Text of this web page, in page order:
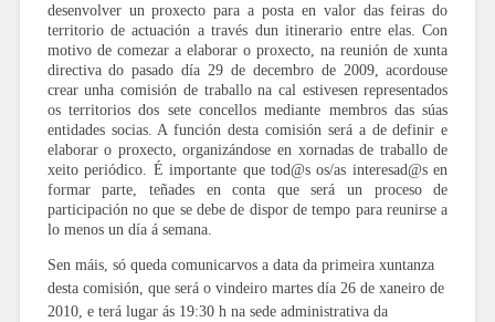
desenvolver un proxecto para a posta en valor das feiras do
territorio de actuación a través dun itinerario entre elas. Con
motivo de comezar a elaborar o proxecto, na reunión de xunta
directiva do pasado día 29 de decembro de 2009, acordouse
crear unha comisión de traballo na cal estivesen representados
os territorios dos sete concellos mediante membros das súas
entidades socias. A función desta comisión será a de definir e
elaborar o proxecto, organizándose en xornadas de traballo de
xeito periódico. É importante que tod@s os/as interesad@s en
formar parte, teñades en conta que será un proceso de
participación no que se debe de dispor de tempo para reunirse a
lo menos un día á semana.
Sen máis, só queda comunicarvos a data da primeira xuntanza
desta comisión, que será o vindeiro martes día 26 de xaneiro de
2010, e terá lugar ás 19:30 h na sede administrativa da